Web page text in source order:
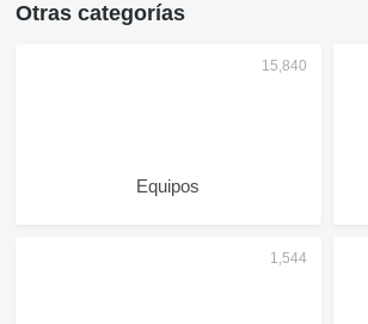
Otras categorías
Equipos